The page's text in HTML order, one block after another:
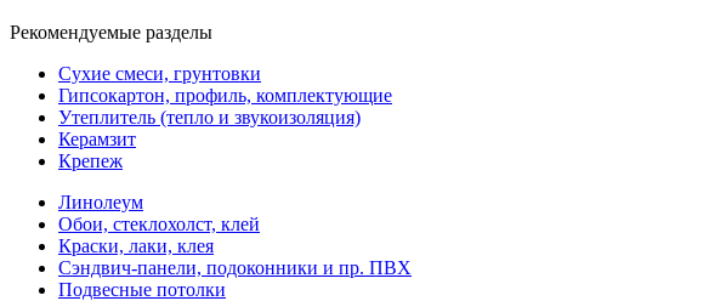
Рекомендуемые разделы
Сухие смеси, грунтовки
Гипсокартон, профиль, комплектующие
Утеплитель (тепло и звукоизоляция)
Керамзит
Крепеж
Линолеум
Обои, стеклохолст, клей
Краски, лаки, клея
Сэндвич-панели, подоконники и пр. ПВХ
Подвесные потолки